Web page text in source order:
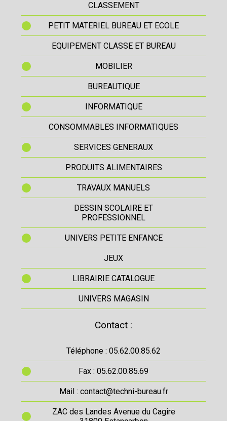
CLASSEMENT
PETIT MATERIEL BUREAU ET ECOLE
EQUIPEMENT CLASSE ET BUREAU
MOBILIER
BUREAUTIQUE
INFORMATIQUE
CONSOMMABLES INFORMATIQUES
SERVICES GENERAUX
PRODUITS ALIMENTAIRES
TRAVAUX MANUELS
DESSIN SCOLAIRE ET
PROFESSIONNEL
UNIVERS PETITE ENFANCE
JEUX
LIBRAIRIE CATALOGUE
UNIVERS MAGASIN
Contact :
Téléphone : 05.62.00.85.62
Fax : 05.62.00.85.69
Mail : contact@techni-bureau.fr
ZAC des Landes Avenue du Cagire